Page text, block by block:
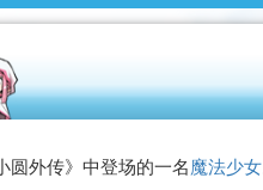
圆外传》中登场的一名魔法少女